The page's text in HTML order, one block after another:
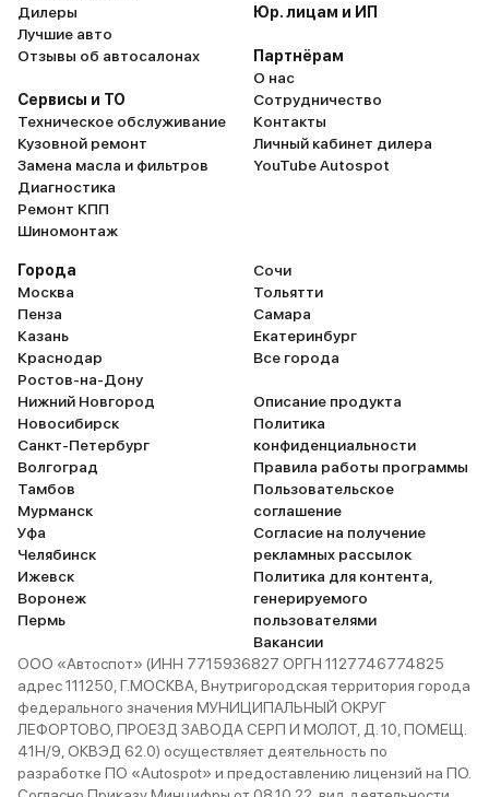
Дилеры
Лучшие авто
Отзывы об автосалонах
Сервисы и ТО
Техническое обслуживание
Кузовной ремонт
Замена масла и фильтров
Диагностика
Ремонт КПП
Шиномонтаж
Юр. лицам и ИП
Партнёрам
О нас
Сотрудничество
Контакты
Личный кабинет дилера
YouTube Autospot
Города
Москва
Пенза
Казань
Краснодар
Ростов-на-Дону
Нижний Новгород
Новосибирск
Санкт-Петербург
Волгоград
Тамбов
Мурманск
Уфа
Челябинск
Ижевск
Воронеж
Пермь
Сочи
Тольятти
Самара
Екатеринбург
Все города
Описание продукта
Политика
конфиденциальности
Правила работы программы
Пользовательское
соглашение
Согласие на получение
рекламных рассылок
Политика для контента,
генерируемого
пользователями
Вакансии
ООО «Автоспот» (ИНН 7715936827 ОРГН 1127746774825
адрес 111250, Г.МОСКВА, Внутригородская территория города
федерального значения МУНИЦИПАЛЬНЫЙ ОКРУГ
ЛЕФОРТОВО, ПРОЕЗД ЗАВОДА СЕРП И МОЛОТ, Д. 10, ПОМЕЩ.
41Н/9, ОКВЭД 62.0) осуществляет деятельность по
разработке ПО «Autospot» и предоставлению лицензий на ПО.